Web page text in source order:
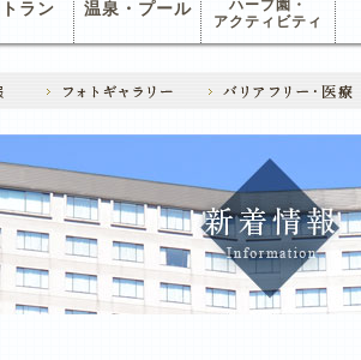
ラン 温泉・プール
アクティビティ